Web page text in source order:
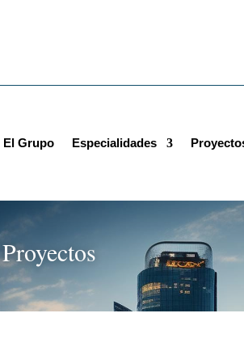
El Grupo Especialidades
Proyectos